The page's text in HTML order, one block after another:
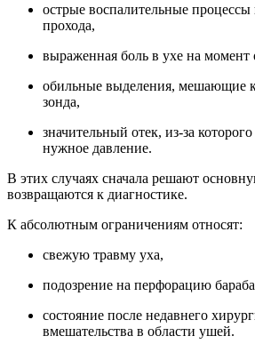
острые воспалительные
прохода,
выраженная боль в ухе на момент
обильные выделения, мешающие
зонда,
значительный отек, из-за
нужное давление.
В этих случаях сначала решают
возвращаются к диагностике.
К абсолютным ограничениям относят:
свежую травму уха,
подозрение на перфорацию
состояние после недавнего
вмешательства в области ушей.